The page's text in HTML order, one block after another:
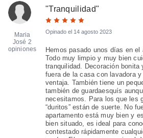
Maria
José 2
opiniones
"Tranquilidad"
Opinado el 14 agosto 2023
Hemos pasado unos días en el
Todo muy limpio y muy bien
tranquilidad. Decoración
fuera de la casa con lavadora
ventaja. También tiene un
también de guardaesquís
necesitamos. Para los que les
“duritos” están de suerte. No
apartamento está muy bien y
bien situado, es ideal para
contestado rápidamente